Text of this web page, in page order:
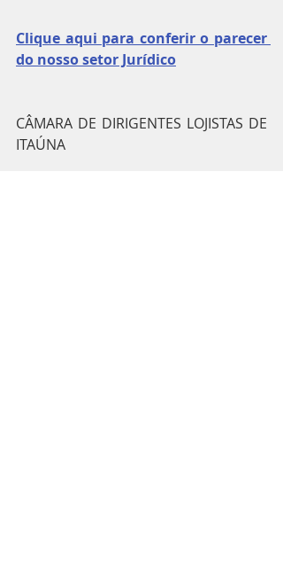
Clique aqui para conferir o parecer
do nosso setor Jurídico
CÂMARA DE DIRIGENTES LOJISTAS DE
ITAÚNA